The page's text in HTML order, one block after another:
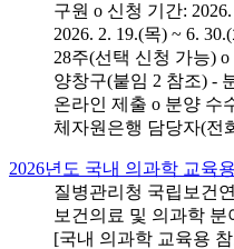
구원 o 신청 기간:
2026. 2. 19.(목) ~ 6.
28주(선택 신청 가능)
양창구(붙임 2 참조) -
온라인 제출 o 분양 수
체자원은행 담당자(전
2026년도 국내 의과학 교육
질병관리청 국립보건
보건의료 및 의과학
[국내 의과학 교육용